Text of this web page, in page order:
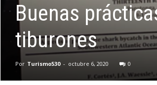
Buenas
tiburones
Por Turismo530 - octubre 6, 2020 0